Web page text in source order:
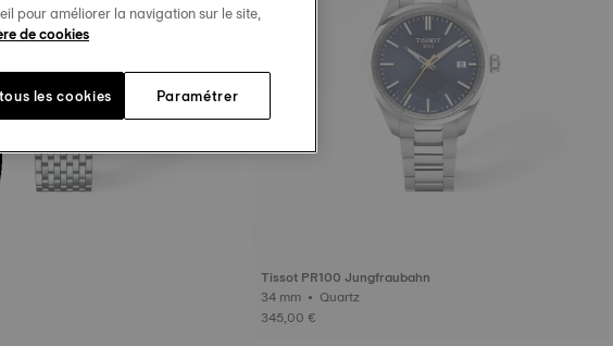
Tissot PR100 Jungfraubahn
34 mm • Quartz
345,00 €
pour améliorer la navigation sur le site,
de cookies
Paramétrer
les cookies